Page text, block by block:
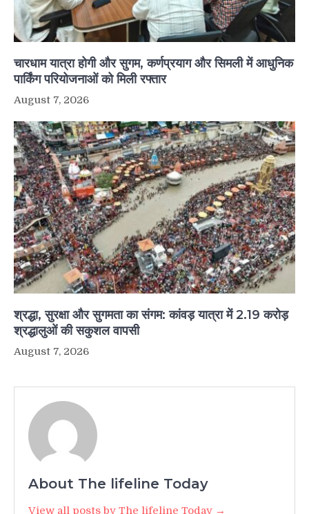
चारधाम यात्रा होगी और सुगम, कर्णप्रयाग और सिमली में आधुनिक
पार्किंग परियोजनाओं को मिली रफ्तार
August 7, 2026
श्रद्धा, सुरक्षा और सुगमता का संगम: कांवड़ यात्रा में 2.19 करोड़
श्रद्धालुओं की सकुशल वापसी
August 7, 2026
About The lifeline Today
View all posts by The lifeline Today →